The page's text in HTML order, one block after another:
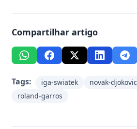
Compartilhar artigo
Tags: iga-swiatek novak-djokovic
roland-garros